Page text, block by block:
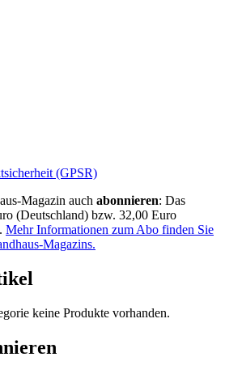
(GPSR)
Magazin auch abonnieren: Das
(Deutschland) bzw. 32,00 Euro
Mehr Informationen zum Abo finden Sie
Magazins.
keine Produkte vorhanden.